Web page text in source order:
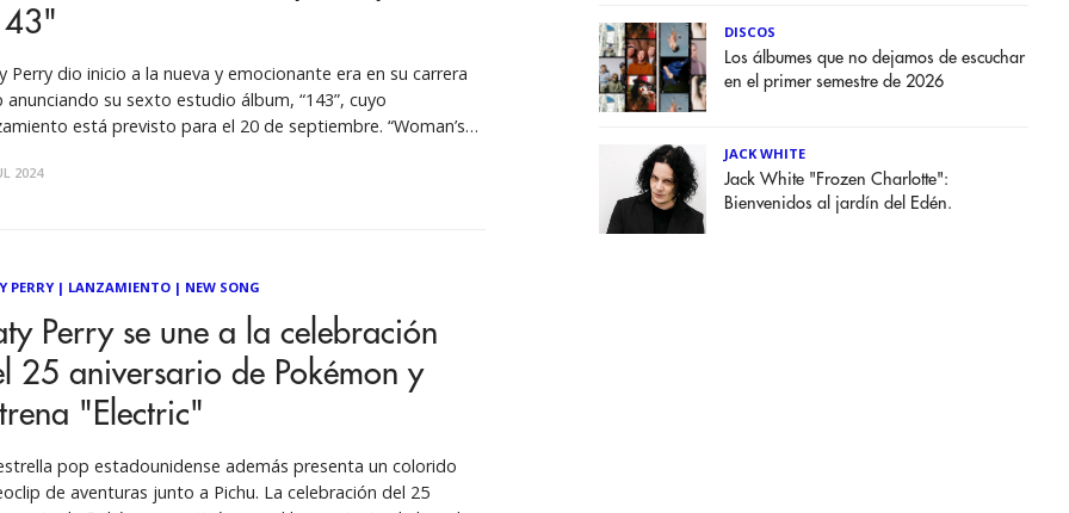
Perry dio inicio a la nueva y emocionante era en su carrera
anunciando su sexto estudio álbum, “143”, cuyo
está previsto para el 20 de septiembre. “Woman’s
en todas sus formas. Respecto a su nuevo
2024
PERRY| LANZAMIENTO| NEW SONG
Perry se une a la celebración
25 aniversario de Pokémon y
"Electric"
pop estadounidense además presenta un colorido
de aventuras junto a Pichu. La celebración del 25
DISCOS
Los álbumes que no dejamos de escuchar
en el primer semestre de 2026
JACK WHITE
Jack White "Frozen Charlotte":
Bienvenidos al jardín del Edén.